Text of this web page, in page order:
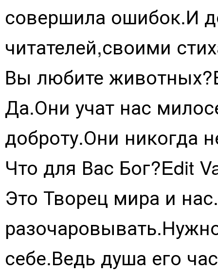
совершила ошибок.И
читателей,своими
Вы любите
Да.Они учат нас
доброту.Они никогда
Что для Вас Бог?Edit
Это Творец мира и
себе.Ведь душа его